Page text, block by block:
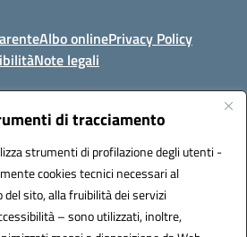
di tracciamento
strumenti di profilazione degli utenti -
cookies tecnici necessari al
sito, alla fruibilità dei servizi
– sono utilizzati, inoltre,
Albo onlinePrivacy Policy
Note legali
Codice meccanografico: SSIC80600X
PEC: SSIC80600X@pec.istruzione.it